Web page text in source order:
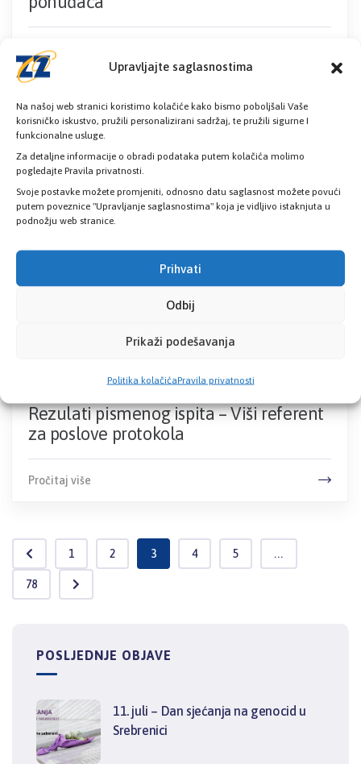
Upravljajte saglasnostima
Na našoj web stranici koristimo kolačiće kako bismo poboljšali Vaše
korisničko iskustvo, pružili personalizirani sadržaj, te pružili sigurne I
funkcionalne usluge.
Za detaljne informacije o obradi podataka putem kolačića molimo
pogledajte Pravila privatnosti.
Svoje postavke možete promjeniti, odnosno datu saglasnost možete povući
putem poveznice "Upravljanje saglasnostima" koja je vidljivo istaknjuta u
podnožju web stranice.
Prihvati
Odbij
Prikaži podešavanja
Politika kolačićaPravila privatnosti
Pročitaj više
Obavijest o održavanju usmenog ispita –
Viši referent za poslove protokola
72,88 KB 2. Juna 2026.
Obavijest o održavanju usmenog ispita
– Viši referent za poslove protokola
za poslove protokola
Rezulati pismenog ispita – Viši referent
za poslove protokola
Pročitaj više
1 2 3 4 5 ...
78
POSLJEDNJE OBJAVE
11. juli – Dan sjećanja na genocid u
Srebrenici